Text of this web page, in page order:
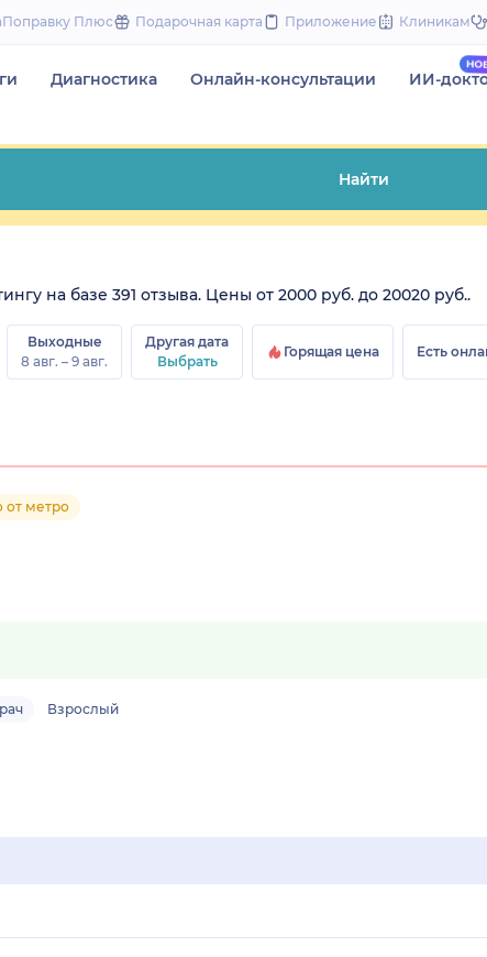
to
Плюс Подарочная карта Приложение Клиникам
Диагностика Онлайн-консультации ИИ-
Найти
на базе 391 отзыва. Цены от 2000 руб. до 20020 руб..
Выходные
8 авг. – 9 авг.
Другая дата
Выбрать
Горящая цена Есть
от метро
Взрослый